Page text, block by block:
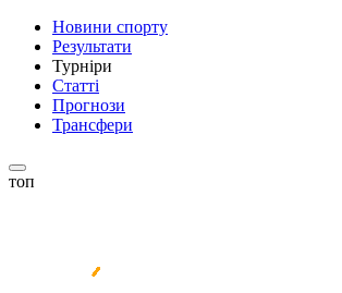
Новини спорту
Результати
Турніри
Статті
Прогнози
Трансфери
топ